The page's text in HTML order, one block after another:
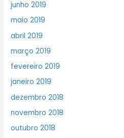
junho 2019
maio 2019
abril 2019
março 2019
fevereiro 2019
janeiro 2019
dezembro 2018
novembro 2018
outubro 2018